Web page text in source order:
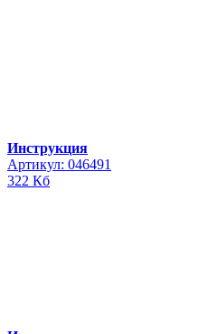
Инструкция
Артикул: 046491
322 Кб